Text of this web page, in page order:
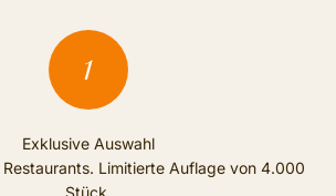
Exklusive Auswahl
Limitierte Auflage von 4.000
Stück.